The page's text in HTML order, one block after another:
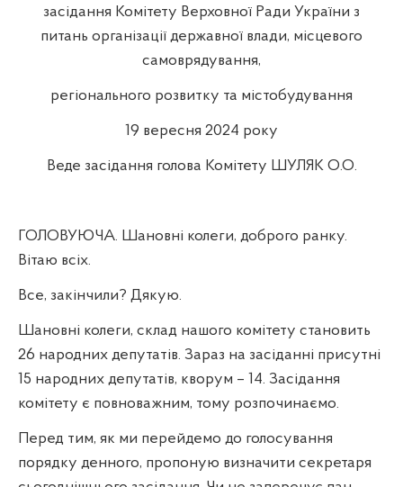
засідання Комітету Верховної Ради України з
питань організації державної влади, місцевого
самоврядування,
регіонального розвитку та містобудування
19 вересня 2024 року
Веде засідання голова Комітету ШУЛЯК О.О.
ГОЛОВУЮЧА. Шановні колеги, доброго ранку.
Вітаю всіх.
Все, закінчили? Дякую.
Шановні колеги, склад нашого комітету становить
26 народних депутатів. Зараз на засіданні присутні
15 народних депутатів, кворум – 14. Засідання
комітету є повноважним, тому розпочинаємо.
Перед тим, як ми перейдемо до голосування
порядку денного, пропоную визначити секретаря